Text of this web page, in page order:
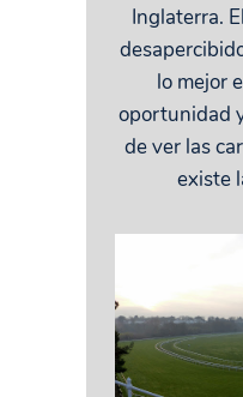
Inglaterra.
lo mejor
oportunidad
de ver las
existe